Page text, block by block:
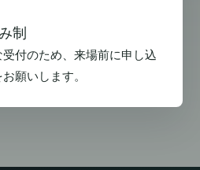
制
付のため、来場前に申し込
願いします。